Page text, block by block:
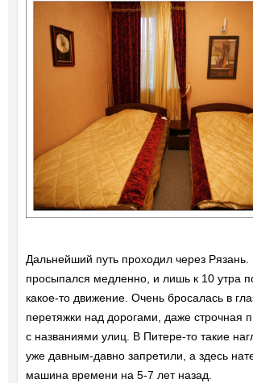
Дальнейший путь проходил через Рязань.
просыпался медленно, и лишь к 10 утра
какое-то движение. Очень бросалась в
перетяжки над дорогами, даже строчная
с названиями улиц. В Питере-то такие
уже давным-давно запретили, а здесь
машина времени на 5-7 лет назад.